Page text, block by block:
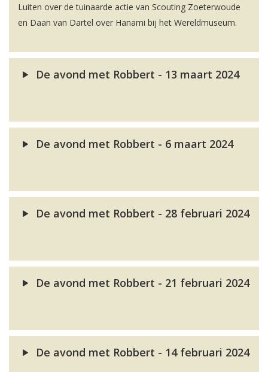
Luiten over de tuinaarde actie van Scouting Zoeterwoude
en Daan van Dartel over Hanami bij het Wereldmuseum.
De avond met Robbert - 13 maart 2024
De avond met Robbert - 6 maart 2024
De avond met Robbert - 28 februari 2024
De avond met Robbert - 21 februari 2024
De avond met Robbert - 14 februari 2024